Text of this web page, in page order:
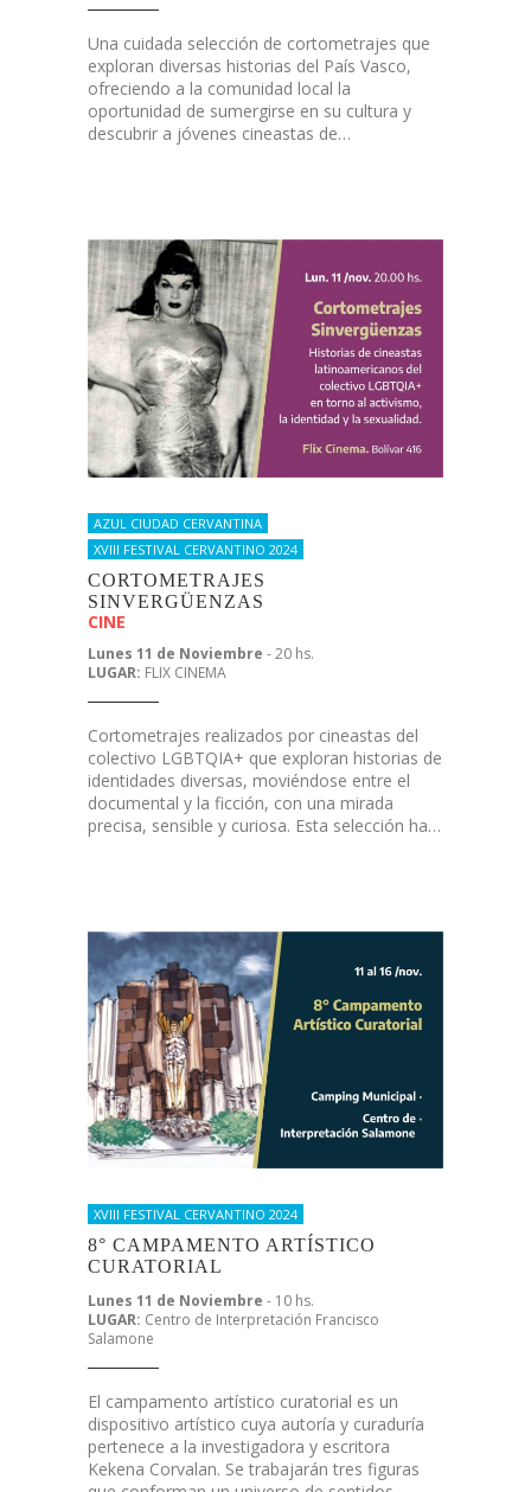
Una cuidada selección de cortometrajes que
exploran diversas historias del País Vasco,
ofreciendo a la comunidad local la
oportunidad de sumergirse en su cultura y
descubrir a jóvenes cineastas de…
AZUL CIUDAD CERVANTINA
XVIII FESTIVAL CERVANTINO 2024
CORTOMETRAJES
SINVERGÜENZAS
CINE
Lunes 11 de Noviembre - 20 hs.
LUGAR: FLIX CINEMA
Cortometrajes realizados por cineastas del
colectivo LGBTQIA+ que exploran historias de
identidades diversas, moviéndose entre el
documental y la ficción, con una mirada
precisa, sensible y curiosa. Esta selección ha…
XVIII FESTIVAL CERVANTINO 2024
8° CAMPAMENTO ARTÍSTICO
CURATORIAL
Lunes 11 de Noviembre - 10 hs.
LUGAR: Centro de Interpretación Francisco
Salamone
El campamento artístico curatorial es un
dispositivo artístico cuya autoría y curaduría
pertenece a la investigadora y escritora
Kekena Corvalan. Se trabajarán tres figuras